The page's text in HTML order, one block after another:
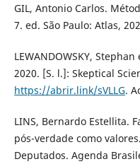
GIL, Antonio Carlos.
7. ed. São Paulo: Atlas,
LEWANDOWSKY,
2020. [S. l.]: Skeptical
https://abrir.link/sVLLG.
LINS, Bernardo Estellita.
pós-verdade como
Deputados. Agenda